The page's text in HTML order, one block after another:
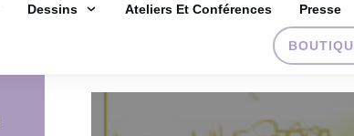
Dessins Ateliers Et Conférences Presse